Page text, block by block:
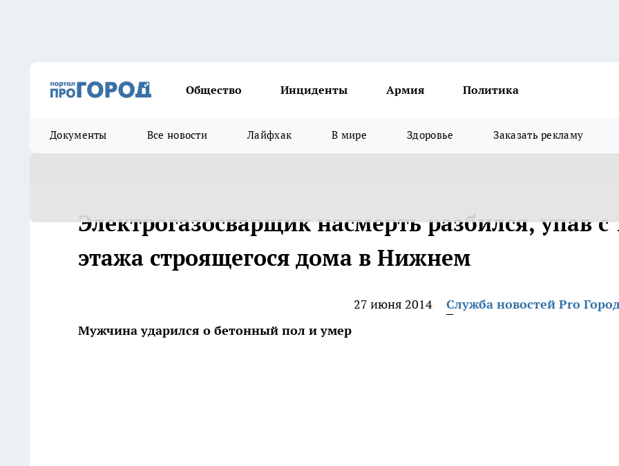
Общество Инциденты Армия Политика
Документы Все новости Лайфхак В мире Здоровье Заказать рекламу
Электрогазосварщик насмерть разбился, упав с
этажа строящегося дома в Нижнем
27 июня 2014
Служба новостей Pro
Мужчина ударился о бетонный пол и умер